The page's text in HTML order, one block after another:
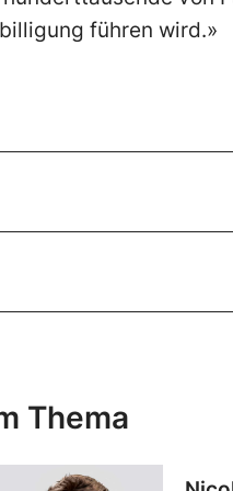
führen wird.»
Thema